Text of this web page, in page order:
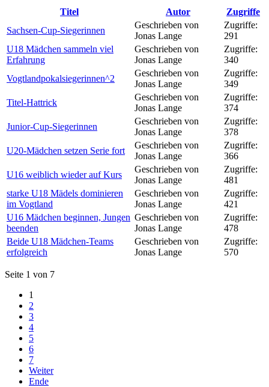
Titel Autor
Zugriffe
Sachsen-Cup-Siegerinnen
Geschrieben von
Jonas Lange
Zugriffe:
291
U18 Mädchen sammeln viel
Erfahrung
Geschrieben von
Jonas Lange
Zugriffe:
340
Vogtlandpokalsiegerinnen^2
Geschrieben von
Jonas Lange
Zugriffe:
349
Titel-Hattrick
Geschrieben von
Jonas Lange
Zugriffe:
374
Junior-Cup-Siegerinnen
Geschrieben von
Jonas Lange
Zugriffe:
378
U20-Mädchen setzen Serie fort
Geschrieben von
Jonas Lange
Zugriffe:
366
U16 weiblich wieder auf Kurs
Geschrieben von
Jonas Lange
Zugriffe:
481
starke U18 Mädels dominieren
im Vogtland
Geschrieben von
Jonas Lange
Zugriffe:
421
U16 Mädchen beginnen, Jungen
beenden
Geschrieben von
Jonas Lange
Zugriffe:
478
Beide U18 Mädchen-Teams
erfolgreich
Geschrieben von
Jonas Lange
Zugriffe:
570
Seite 1 von 7
1
2
3
4
5
6
7
Weiter
Ende